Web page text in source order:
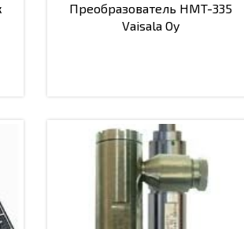
Преобразователь HMT-335
Vaisala Oy